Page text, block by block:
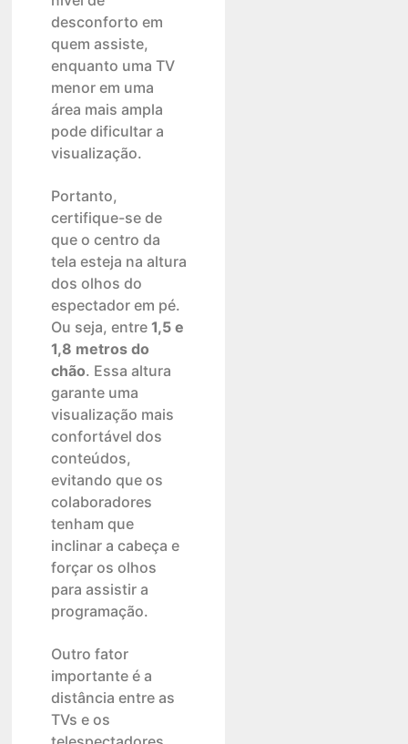
desconforto em
quem assiste,
enquanto uma TV
menor em uma
área mais ampla
pode dificultar a
visualização.
Portanto,
certifique-se de
que o centro da
tela esteja na altura
dos olhos do
espectador em pé.
Ou seja, entre 1,5 e
1,8 metros do
chão. Essa altura
garante uma
visualização mais
confortável dos
conteúdos,
evitando que os
colaboradores
tenham que
inclinar a cabeça e
forçar os olhos
para assistir a
programação.
Outro fator
importante é a
distância entre as
TVs e os